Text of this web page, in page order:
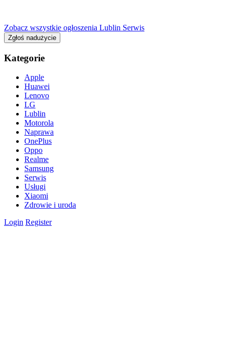
Zobacz wszystkie ogłoszenia Lublin Serwis
Zgłoś nadużycie
Kategorie
Apple
Huawei
Lenovo
LG
Lublin
Motorola
Naprawa
OnePlus
Oppo
Realme
Samsung
Serwis
Usługi
Xiaomi
Zdrowie i uroda
Login Register